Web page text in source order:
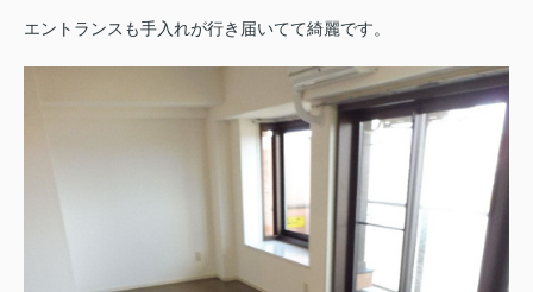
エントランスも手入れが行き届いてて綺麗です。